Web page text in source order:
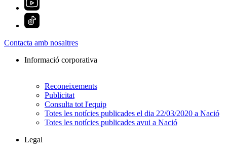
Contacta amb nosaltres
Informació corporativa
Reconeixements
Publicitat
Consulta tot l'equip
Totes les notícies publicades el dia 22/03/2020 a Nació
Totes les notícies publicades avui a Nació
Legal